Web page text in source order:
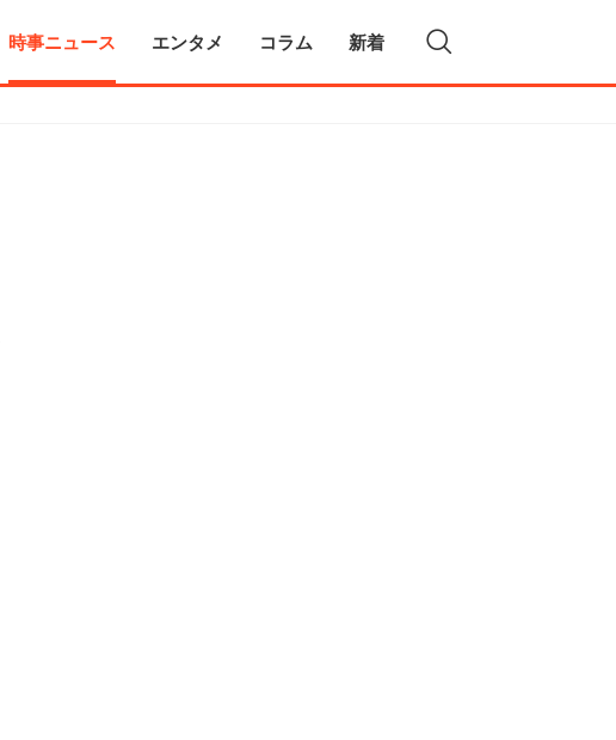
時事ニュース エンタメ コラム 新着